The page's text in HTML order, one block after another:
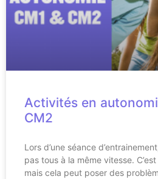
Activités en
CM2
Lors d’une séance
pas tous à la même vitesse.
mais cela peut poser des